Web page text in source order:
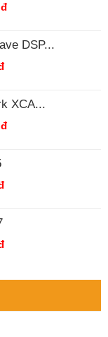
DSP...
XCA...